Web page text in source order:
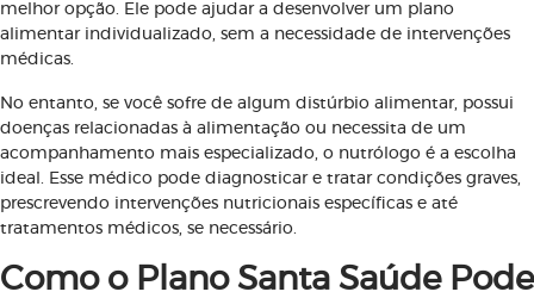
melhor opção. Ele pode ajudar a desenvolver um plano
alimentar individualizado, sem a necessidade de intervenções
médicas.
No entanto, se você sofre de algum distúrbio alimentar, possui
doenças relacionadas à alimentação ou necessita de um
acompanhamento mais especializado, o nutrólogo é a escolha
ideal. Esse médico pode diagnosticar e tratar condições graves,
prescrevendo intervenções nutricionais específicas e até
tratamentos médicos, se necessário.
Como o Plano Santa Saúde Pode